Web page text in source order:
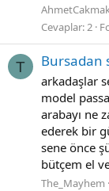
Cevaplar: 2
T Bursadan
arkadaşlar
model
arabayı ne
ederek bir
sene önce
bütçem el
The_Mayhem